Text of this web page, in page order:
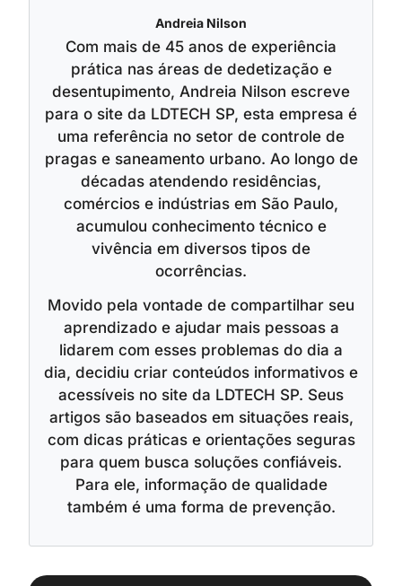
Andreia Nilson
Com mais de 45 anos de experiência
prática nas áreas de dedetização e
desentupimento, Andreia Nilson escreve
para o site da LDTECH SP, esta empresa é
uma referência no setor de controle de
pragas e saneamento urbano. Ao longo de
décadas atendendo residências,
comércios e indústrias em São Paulo,
acumulou conhecimento técnico e
vivência em diversos tipos de
ocorrências.
Movido pela vontade de compartilhar seu
aprendizado e ajudar mais pessoas a
lidarem com esses problemas do dia a
dia, decidiu criar conteúdos informativos e
acessíveis no site da LDTECH SP. Seus
artigos são baseados em situações reais,
com dicas práticas e orientações seguras
para quem busca soluções confiáveis.
Para ele, informação de qualidade
também é uma forma de prevenção.